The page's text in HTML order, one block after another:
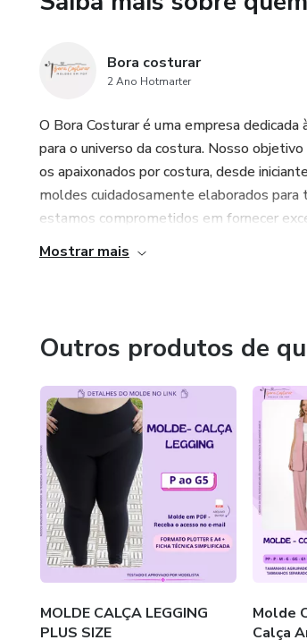
Bora costurar
2 Ano Hotmarter
O Bora Costurar é uma empresa
para o universo da costura. Nosso
os apaixonados por costura, desde
moldes cuidadosamente elaborados para
estamos comprometidos em fornecer
Mostrar mais
Outros produtos de
MOLDE CALÇA LEGGING
PLUS SIZE
Molde
Calça